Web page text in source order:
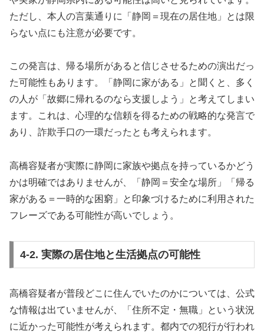
ただし、本人の言葉通りに「静岡＝現在の居住地」とは限
らない点にも注意が必要です。
この発言は、帰る場所があると信じさせるための演出だっ
た可能性もあります。「静岡に家がある」と聞くと、多く
の人が「故郷に帰れるのなら支援しよう」と考えてしまい
ます。これは、心理的な信頼を得るための戦略的な発言で
あり、詐欺手口の一環だったとも考えられます。
高橋容疑者が実際に静岡に家族や拠点を持っているかどう
かは明確ではありませんが、「静岡＝安全な場所」「帰る
家がある＝一時的な困窮」と印象づけるために利用された
フレーズである可能性が高いでしょう。
4-2. 実際の居住地と生活拠点の可能性
高橋容疑者が普段どこに住んでいたのかについては、公式
な情報は出ていませんが、「住所不定・無職」という状況
に近かった可能性が考えられます。都内での犯行が行われ